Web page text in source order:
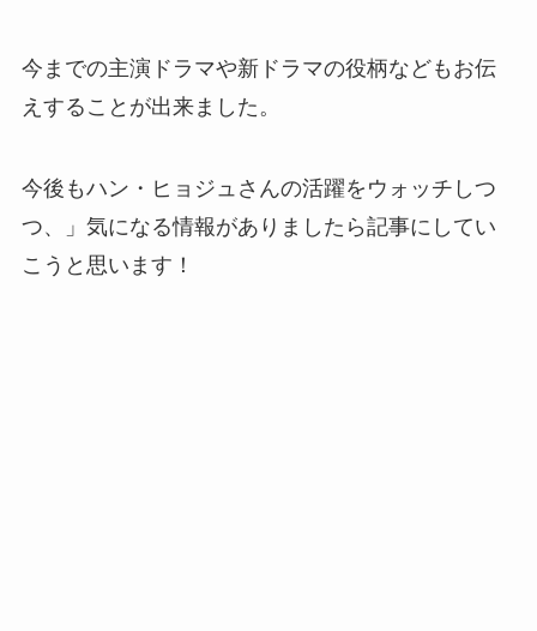
今までの主演ドラマや新ドラマの役柄などもお伝
えすることが出来ました。
今後もハン・ヒョジュさんの活躍をウォッチしつ
つ、」気になる情報がありましたら記事にしてい
こうと思います！